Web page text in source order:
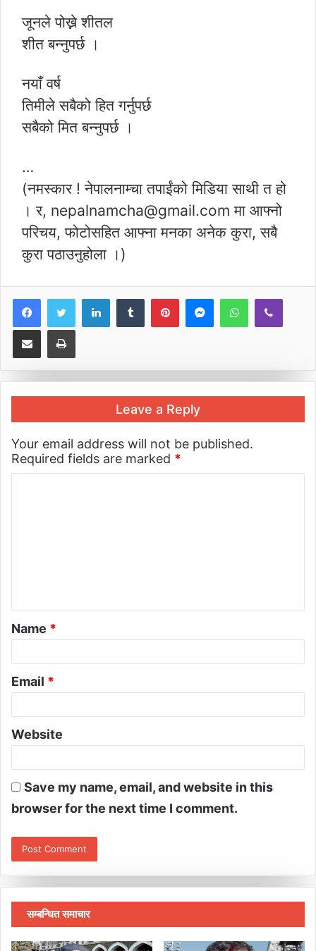
जूनले पोख्ने शीतल
शीत बन्नुपर्छ ।
नयाँ वर्ष
तिमीले सबैको हित गर्नुपर्छ
सबैको मित बन्नुपर्छ ।
…
(नमस्कार ! नेपालनाम्चा तपाईंको मिडिया साथी त हो
। र, nepalnamcha@gmail.com मा आफ्नो
परिचय, फोटोसहित आफ्ना मनका अनेक कुरा, सबै
कुरा पठाउनुहोला ।)
LinkedInTumblrPinterestMessenger
WhatsApp
Viber
Share via EmailPrint
Leave a Reply
Your email address will not be published.
Required fields are marked *
Name *
Email *
Website
Save my name, email, and website in this
browser for the next time I comment.
सम्बन्धित समाचार